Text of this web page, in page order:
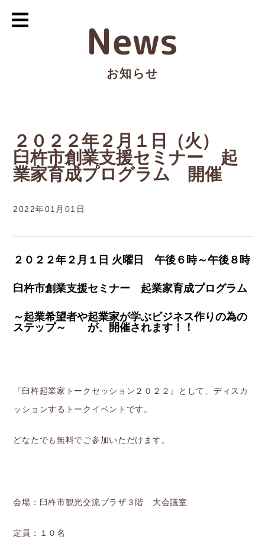
News
お知らせ
２０２２年２月１日（火）
臼杵市創業支援セミナー 起
業家育成プログラム 開催
2022年01月01日
２０２２年２月１日 火曜日 午後６時～午後８時
臼杵市創業支援セミナー 起業家育成プログラム
～起業希望者や起業家が学ぶビジネス作りの為の
ステップ～ が、開催されます！！
『臼杵起業家トークセッション２０２２』として、ディスカ
ッションするトークイベントです。
どなたでも無料でご参加いただけます。
会場：臼杵市観光交流プラザ３階 大会議室
定員：１０名